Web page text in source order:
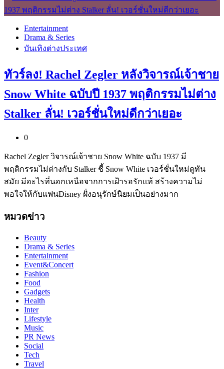
Entertainment
Drama & Series
บันเทิงต่างประเทศ
ทัวร์ลง! Rachel Zegler หลังวิจารณ์เจ้าชาย
Snow White ฉบับปี 1937 พฤติกรรมไม่ต่าง
Stalker ลั่น! เวอร์ชั่นใหม่ดีกว่าเยอะ
0
Rachel Zegler วิจารณ์เจ้าชาย Snow White ฉบับ 1937 มี
พฤติกรรมไม่ต่างกับ Stalker ชี้ Snow White เวอร์ชั่นใหม่ดูทัน
สมัย มีอะไรที่นอกเหนือจากการเฝ้ารอรักแท้ สร้างความไม่
พอใจให้กับแฟนDisney ฝั่งอนุรักษ์นิยมเป็นอย่างมาก
หมวดข่าว
Beauty
Drama & Series
Entertainment
Event&Concert
Fashion
Food
Gadgets
Health
Inter
Lifestyle
Music
PR News
Social
Tech
Travel